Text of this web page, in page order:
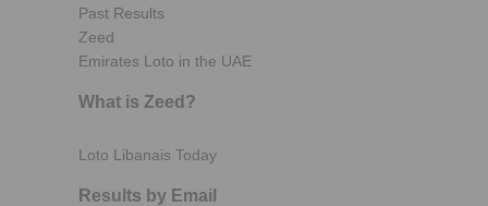
Past Results
Zeed
Emirates Loto in the UAE
What is Zeed?
Loto Libanais Today
Results by Email